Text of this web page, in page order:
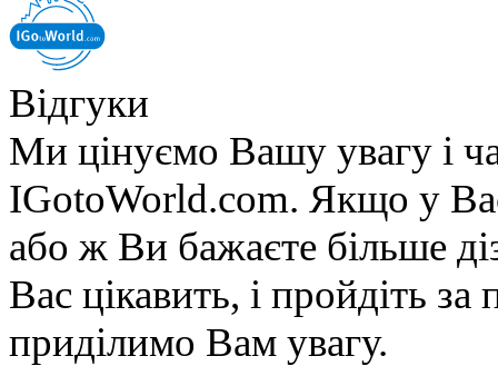
Відгуки
Ми цінуємо Вашу увагу і
IGotoWorld.com. Якщо у
або ж Ви бажаєте більше
Вас цікавить, і пройдіть
приділимо Вам увагу.